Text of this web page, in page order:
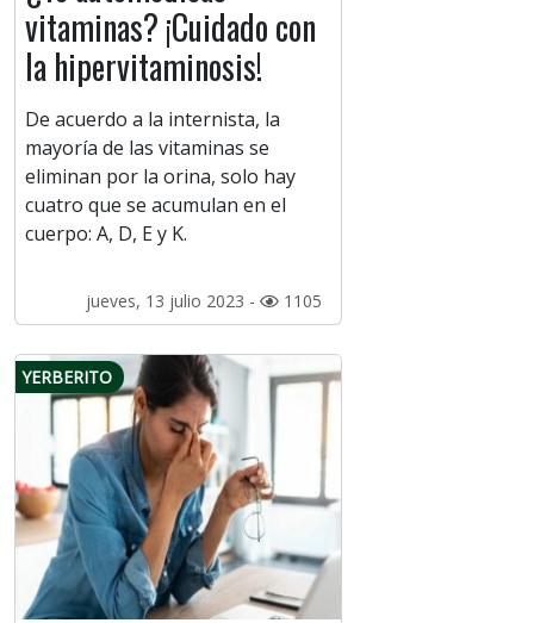
vitaminas? ¡Cuidado con
la hipervitaminosis!
De acuerdo a la internista, la
mayoría de las vitaminas se
eliminan por la orina, solo hay
cuatro que se acumulan en el
cuerpo: A, D, E y K.
jueves, 13 julio 2023 - 1105
YERBERITO